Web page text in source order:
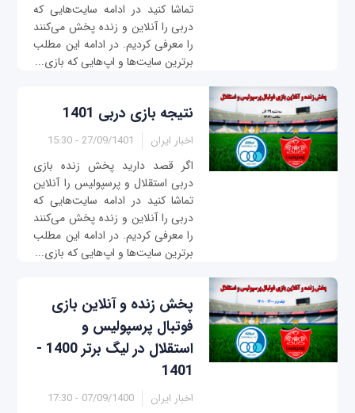
تماشا کنید در ادامه سایت‌هایی که
دربی را آنلاین و زنده پخش می‌کنند
را معرفی کردیم. در ادامه این مطلب
برترین سایت‌ها و اپ‌هایی که بازی‌...
نتیجه بازی دربی 1401
اخبار ایران 27/09/1401 - 15:30
اگر قصد دارید پخش زنده بازی‌
دربی استقلال و پرسپولیس را آنلاین
تماشا کنید در ادامه سایت‌هایی که
دربی را آنلاین و زنده پخش می‌کنند
را معرفی کردیم. در ادامه این مطلب
برترین سایت‌ها و اپ‌هایی که بازی‌...
پخش زنده و آنلاین بازی
فوتبال پرسپولیس و
استقلال در لیگ برتر 1400 -
1401
اخبار ایران 07/09/1400 - 17:30